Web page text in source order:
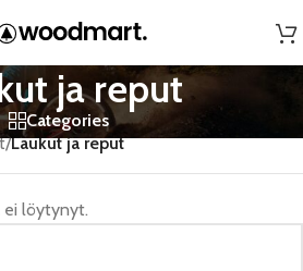
ja reput
Categories
/Laukut ja reput
ei löytynyt.